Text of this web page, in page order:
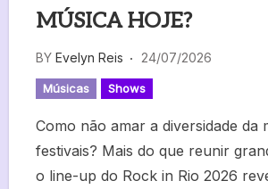
MÚSICA HOJE?
BY Evelyn Reis 24/07/2026
Músicas Shows
Como não amar a diversidade da
festivais? Mais do que reunir
o line-up do Rock in Rio 2026